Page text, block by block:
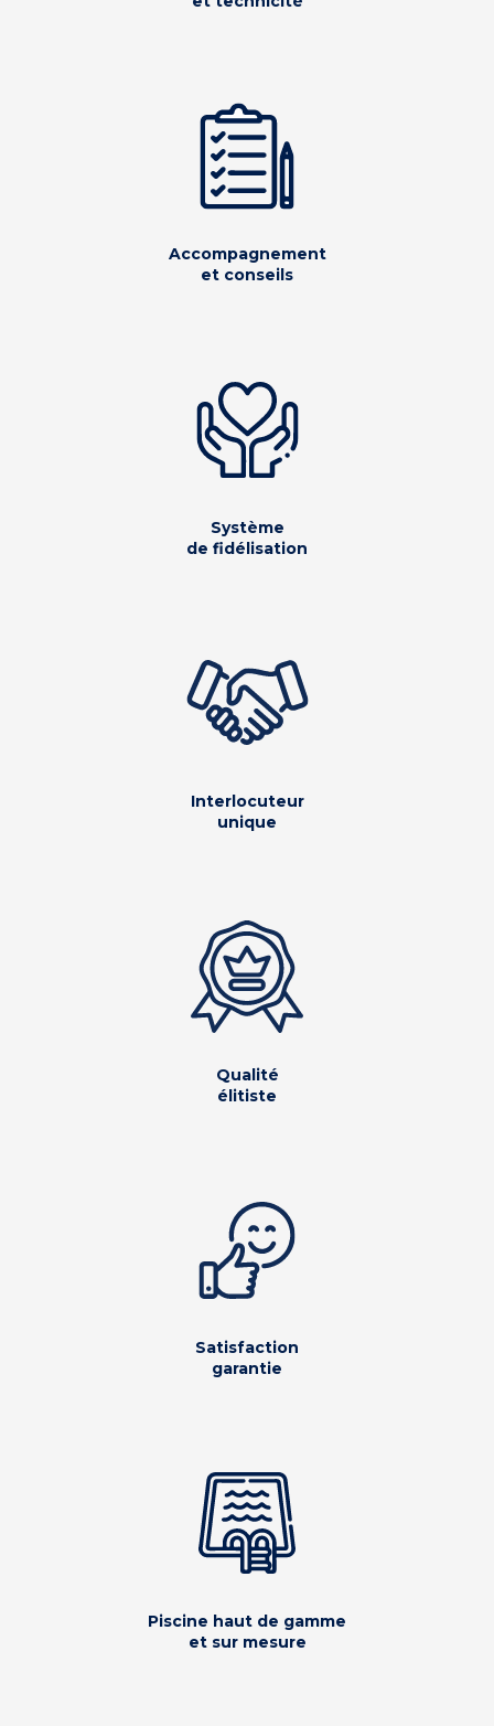
Accompagnement
et conseils
Système
de fidélisation
Interlocuteur
unique
Qualité
élitiste
Satisfaction
garantie
Piscine haut de gamme
et sur mesure